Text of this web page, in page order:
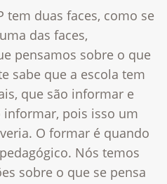
tem duas faces, como se
das faces,
pensamos sobre o que
sabe que a escola tem
que são informar e
pois isso um
O formar é quando
Nós temos
sobre o que se pensa